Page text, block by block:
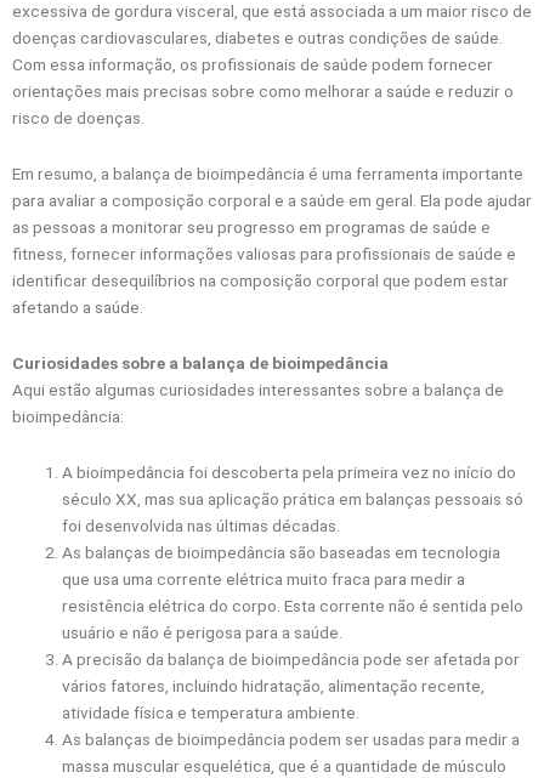
excessiva de gordura visceral, que está associada a um maior risco de
doenças cardiovasculares, diabetes e outras condições de saúde.
Com essa informação, os profissionais de saúde podem fornecer
orientações mais precisas sobre como melhorar a saúde e reduzir o
risco de doenças.
Em resumo, a balança de bioimpedância é uma ferramenta importante
para avaliar a composição corporal e a saúde em geral. Ela pode ajudar
as pessoas a monitorar seu progresso em programas de saúde e
fitness, fornecer informações valiosas para profissionais de saúde e
identificar desequilíbrios na composição corporal que podem estar
afetando a saúde.
Curiosidades sobre a balança de bioimpedância
Aqui estão algumas curiosidades interessantes sobre a balança de
bioimpedância:
A bioimpedância foi descoberta pela primeira vez no início do
século XX, mas sua aplicação prática em balanças pessoais só
foi desenvolvida nas últimas décadas.
As balanças de bioimpedância são baseadas em tecnologia
que usa uma corrente elétrica muito fraca para medir a
resistência elétrica do corpo. Esta corrente não é sentida pelo
usuário e não é perigosa para a saúde.
A precisão da balança de bioimpedância pode ser afetada por
vários fatores, incluindo hidratação, alimentação recente,
atividade física e temperatura ambiente.
As balanças de bioimpedância podem ser usadas para medir a
massa muscular esquelética, que é a quantidade de músculo